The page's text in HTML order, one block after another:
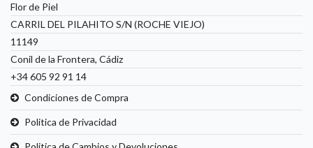
Flor de Piel
CARRIL DEL PILAHITO S/N (ROCHE VIEJO)
11149
Conil de la Frontera, Cádiz
+34 605 92 91 14
Condiciones de Compra
Politica de Privacidad